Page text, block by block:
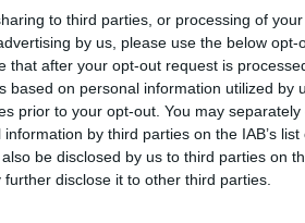
to third parties, or processing of
by us, please use the below opt-
that after your opt-out request is
based on personal information utilized by
prior to your opt-out. You may
by third parties on the IAB’s list
be disclosed by us to third parties on
further disclose it to other third parties.